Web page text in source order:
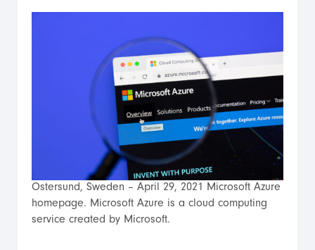
Ostersund, Sweden – April 29, 2021 Microsoft Azure
homepage. Microsoft Azure is a cloud computing
service created by Microsoft.